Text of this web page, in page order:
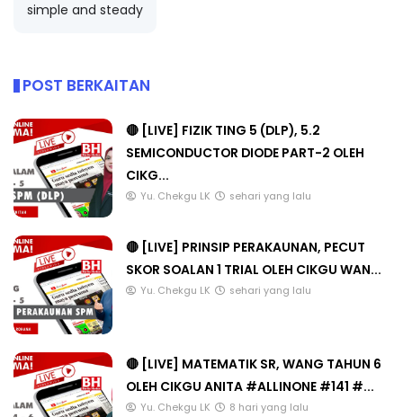
simple and steady
POST BERKAITAN
🔴 [LIVE] FIZIK TING 5 (DLP), 5.2
SEMICONDUCTOR DIODE PART-2 OLEH
CIKG...
Yu. Chekgu LK sehari yang lalu
🔴 [LIVE] PRINSIP PERAKAUNAN, PECUT
SKOR SOALAN 1 TRIAL OLEH CIKGU WAN...
Yu. Chekgu LK sehari yang lalu
🔴 [LIVE] MATEMATIK SR, WANG TAHUN 6
OLEH CIKGU ANITA #ALLINONE #141 #...
Yu. Chekgu LK 8 hari yang lalu